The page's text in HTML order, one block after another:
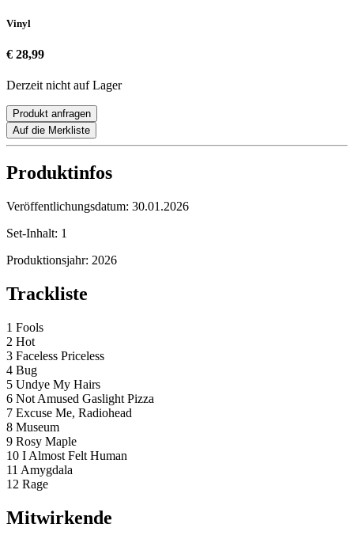
Vinyl
€ 28,99
Derzeit nicht auf Lager
Produkt anfragen
Auf die Merkliste
Produktinfos
Veröffentlichungsdatum: 30.01.2026
Set-Inhalt: 1
Produktionsjahr: 2026
Trackliste
1 Fools
2 Hot
3 Faceless Priceless
4 Bug
5 Undye My Hairs
6 Not Amused Gaslight Pizza
7 Excuse Me, Radiohead
8 Museum
9 Rosy Maple
10 I Almost Felt Human
11 Amygdala
12 Rage
Mitwirkende